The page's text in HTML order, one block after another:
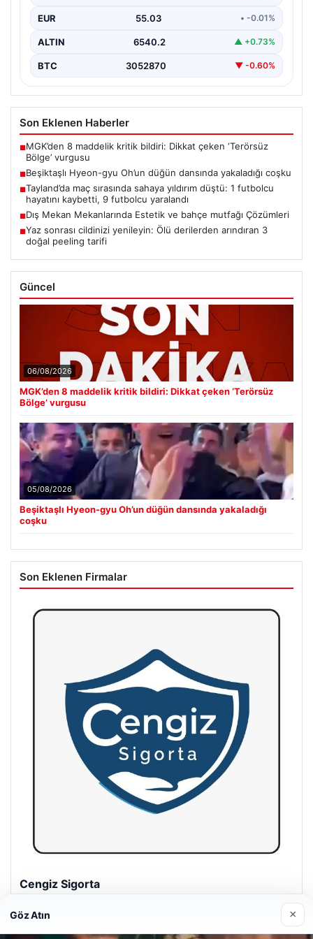
EUR 55.03 • -0.01%
ALTIN 6540.2 ▲ +0.73%
BTC 3052870 ▼ -0.60%
Son Eklenen Haberler
■MGK’den 8 maddelik kritik bildiri: Dikkat çeken ‘Terörsüz
Bölge’ vurgusu
■Beşiktaşlı Hyeon-gyu Oh’un düğün dansında yakaladığı coşku
■Tayland’da maç sırasında sahaya yıldırım düştü: 1 futbolcu
hayatını kaybetti, 9 futbolcu yaralandı
■Dış Mekan Mekanlarında Estetik ve bahçe mutfağı Çözümleri
■Yaz sonrası cildinizi yenileyin: Ölü derilerden arındıran 3
doğal peeling tarifi
Güncel
06/08/2026
MGK’den 8 maddelik kritik bildiri: Dikkat çeken ‘Terörsüz
Bölge’ vurgusu
05/08/2026
Beşiktaşlı Hyeon-gyu Oh’un düğün dansında yakaladığı
coşku
Son Eklenen Firmalar
Hastaş Beton
Göz Atın ×